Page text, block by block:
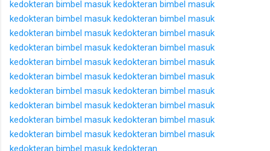
kedokteran bimbel masuk kedokteran bimbel masuk
kedokteran bimbel masuk kedokteran bimbel masuk
kedokteran bimbel masuk kedokteran bimbel masuk
kedokteran bimbel masuk kedokteran bimbel masuk
kedokteran bimbel masuk kedokteran bimbel masuk
kedokteran bimbel masuk kedokteran bimbel masuk
kedokteran bimbel masuk kedokteran bimbel masuk
kedokteran bimbel masuk kedokteran bimbel masuk
kedokteran bimbel masuk kedokteran bimbel masuk
kedokteran bimbel masuk kedokteran bimbel masuk
kedokteran bimbel masuk kedokteran